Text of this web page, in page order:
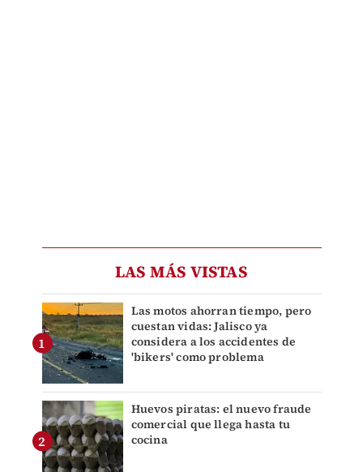
LAS MÁS VISTAS
Las motos ahorran tiempo, pero
cuestan vidas: Jalisco ya
considera a los accidentes de
'bikers' como problema
Huevos piratas: el nuevo fraude
comercial que llega hasta tu
cocina